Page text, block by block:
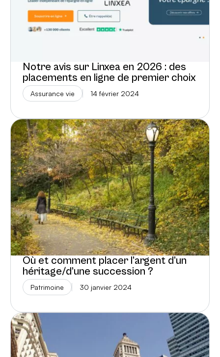
Notre avis sur Linxea en 2026 : des
placements en ligne de premier choix
Assurance vie 14 février 2024
Où et comment placer l’argent d’un
héritage/d’une succession ?
Patrimoine 30 janvier 2024